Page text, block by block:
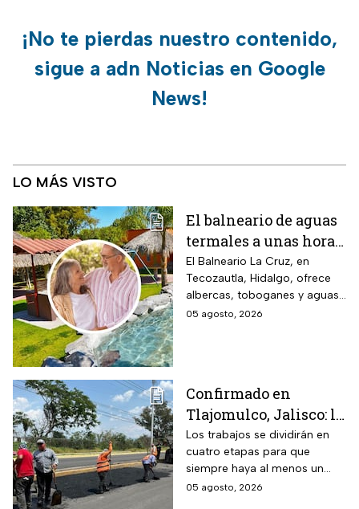
¡No te pierdas nuestro contenido,
sigue a adn Noticias en Google
News!
LO MÁS VISTO
El balneario de aguas
termales a unas horas
de Naucalpan con
entrada desde $100
pesos para este grupo
de adultos mayores
El Balneario La Cruz, en
Tecozautla, Hidalgo, ofrece
albercas, toboganes y aguas
termales, con tarifas
05 agosto, 2026
Confirmado en
Tlajomulco, Jalisco: la
avenida Jesús Michel
(ex 8 de Julio) seguirá
con obras hasta
diciembre 2026 y este
Los trabajos se dividirán en
cuatro etapas para que
siempre haya al menos un
carril habilitado en cada
05 agosto, 2026